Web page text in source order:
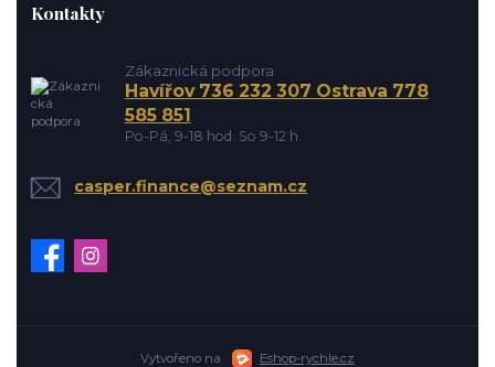
Kontakty
Zákaznická podpora
Havířov 736 232 307 Ostrava 778
585 851
Po-Pá, 9-18 hod. So 9-12 h.
casper.finance@seznam.cz
Vytvořeno na Eshop-rychle.cz